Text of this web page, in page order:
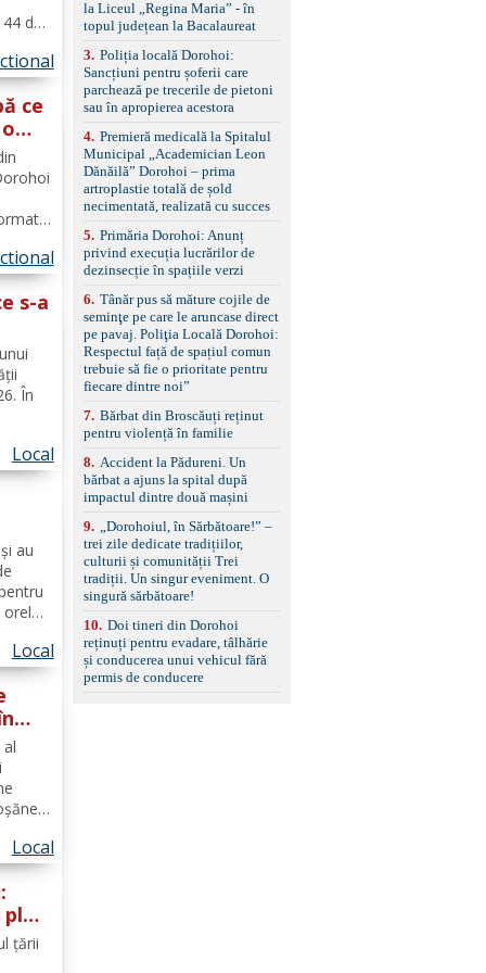
de
ce
din
s-a
În
Local
au
Local
Local
ploi
ţării
panoramică, geamuri
spate fumurii Carlig de
remorcare Bonus: -
Covorașe textile montate
pe mașină. -Ofer și un
set de covorașe din
împreună cu un set de
anvelope de iarnă.
la Liceul „Regina Maria” - în
topul județean la Bacalaureat
3. Poliția locală Dorohoi:
Sancțiuni pentru șoferii care
parchează pe trecerile de pietoni
sau în apropierea acestora
4. Premieră medicală la Spitalul
Municipal „Academician Leon
Dănăilă” Dorohoi – prima
artroplastie totală de șold
necimentată, realizată cu succes
5. Primăria Dorohoi: Anunț
privind execuția lucrărilor de
dezinsecție în spațiile verzi
6. Tânăr pus să măture cojile de
seminţe pe care le aruncase direct
pe pavaj. Poliţia Locală Dorohoi:
Respectul față de spațiul comun
trebuie să fie o prioritate pentru
fiecare dintre noi”
7. Bărbat din Broscăuți reținut
pentru violență în familie
8. Accident la Pădureni. Un
bărbat a ajuns la spital după
impactul dintre două mașini
9.
„Dorohoiul, în Sărbătoare!” –
trei zile dedicate tradițiilor,
culturii și comunității Trei
tradiții. Un singur eveniment. O
singură sărbătoare!
10. Doi tineri din Dorohoi
reținuți pentru evadare, tâlhărie
și conducerea unui vehicul fără
permis de conducere